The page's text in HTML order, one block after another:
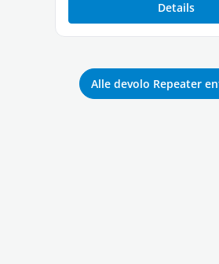
Details
Alle devolo Repeater